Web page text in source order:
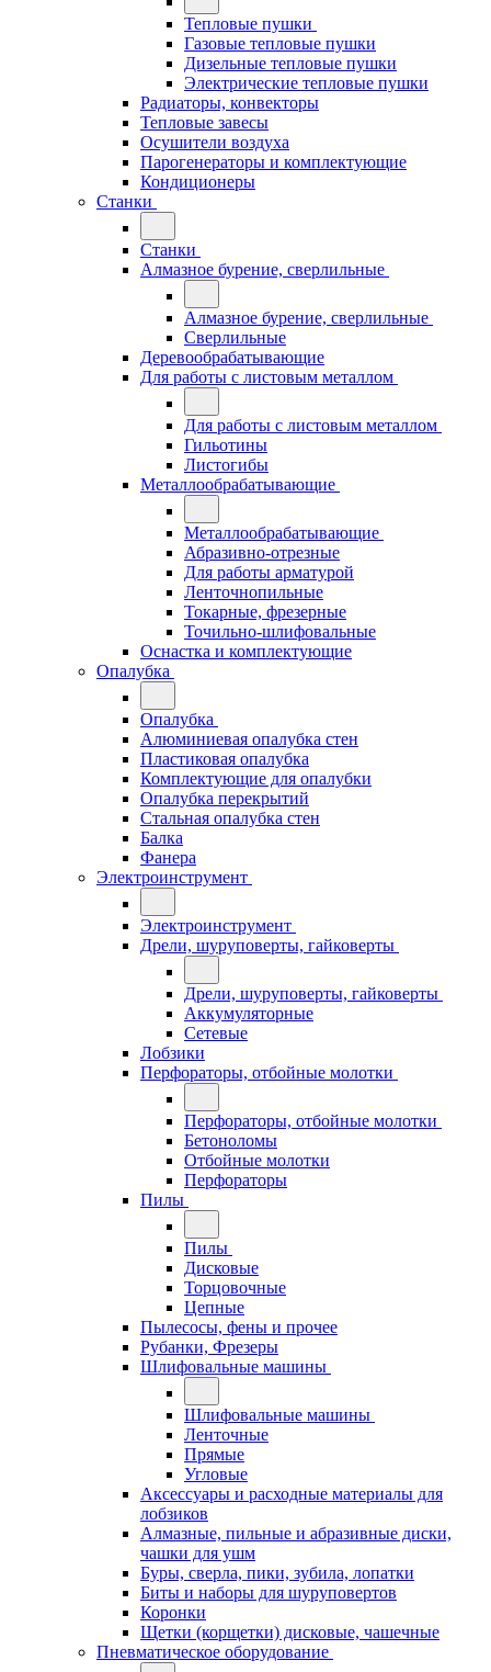
Тепловые пушки
Газовые тепловые пушки
Дизельные тепловые пушки
Электрические тепловые пушки
Радиаторы, конвекторы
Тепловые завесы
Осушители воздуха
Парогенераторы и комплектующие
Кондиционеры
Станки
Станки
Алмазное бурение, сверлильные
Алмазное бурение, сверлильные
Сверлильные
Деревообрабатывающие
Для работы с листовым металлом
Для работы с листовым металлом
Гильотины
Листогибы
Металлообрабатывающие
Металлообрабатывающие
Абразивно-отрезные
Для работы арматурой
Ленточнопильные
Токарные, фрезерные
Точильно-шлифовальные
Оснастка и комплектующие
Опалубка
Опалубка
Алюминиевая опалубка стен
Пластиковая опалубка
Комплектующие для опалубки
Опалубка перекрытий
Стальная опалубка стен
Балка
Фанера
Электроинструмент
Электроинструмент
Дрели, шуруповерты, гайковерты
Дрели, шуруповерты, гайковерты
Аккумуляторные
Сетевые
Лобзики
Перфораторы, отбойные молотки
Перфораторы, отбойные молотки
Бетоноломы
Отбойные молотки
Перфораторы
Пилы
Пилы
Дисковые
Торцовочные
Цепные
Пылесосы, фены и прочее
Рубанки, Фрезеры
Шлифовальные машины
Шлифовальные машины
Ленточные
Прямые
Угловые
Аксессуары и расходные материалы для
лобзиков
Алмазные, пильные и абразивные диски,
чашки для ушм
Буры, сверла, пики, зубила, лопатки
Биты и наборы для шуруповертов
Коронки
Щетки (корщетки) дисковые, чашечные
Пневматическое оборудование